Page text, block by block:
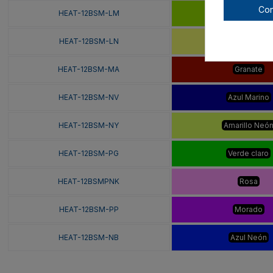
HEAT-12BSM-LM Verde Lima
HEAT-12BSM-LN
HEAT-12BSM-MA Granate
HEAT-12BSM-NV Azul Marino
HEAT-12BSM-NY Amarillo Neón
HEAT-12BSM-PG Verde claro
HEAT-12BSMPNK Rosa
HEAT-12BSM-PP Morado
HEAT-12BSM-NB Azul Neón